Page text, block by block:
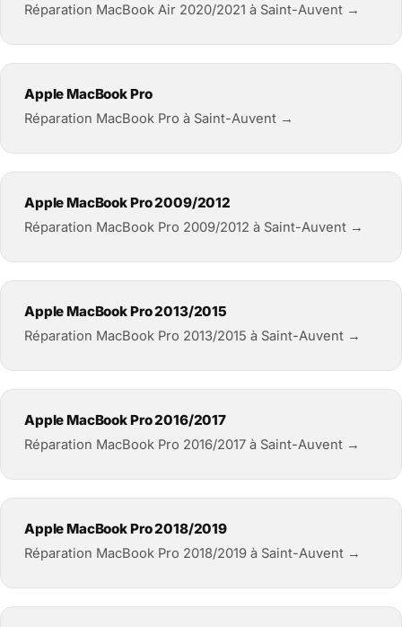
Réparation MacBook Air 2020/2021 à Saint-Auvent →
Apple MacBook Pro
Réparation MacBook Pro à Saint-Auvent →
Apple MacBook Pro 2009/2012
Réparation MacBook Pro 2009/2012 à Saint-Auvent →
Apple MacBook Pro 2013/2015
Réparation MacBook Pro 2013/2015 à Saint-Auvent →
Apple MacBook Pro 2016/2017
Réparation MacBook Pro 2016/2017 à Saint-Auvent →
Apple MacBook Pro 2018/2019
Réparation MacBook Pro 2018/2019 à Saint-Auvent →